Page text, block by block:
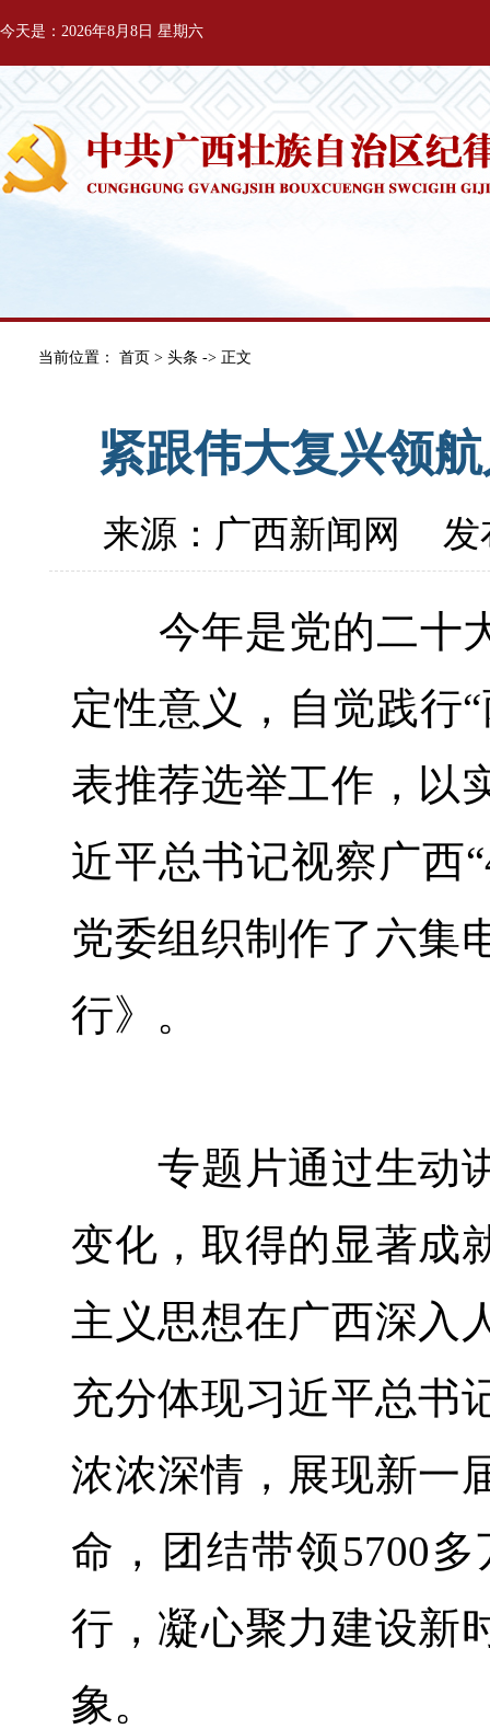
今天是：2026年8月8日 星期六
当前位置： 首页 > 头条 -> 正文
紧跟伟大复兴领
来源：广西新闻网 发
今年是党的二十大
定性意义，自觉践行
表推荐选举工作，以
近平总书记视察广西
党委组织制作了六集
行》。
专题片通过生动讲
变化，取得的显著成
主义思想在广西深入
充分体现习近平总书
浓浓深情，展现新一
命，团结带领5700
行，凝心聚力建设新
象。